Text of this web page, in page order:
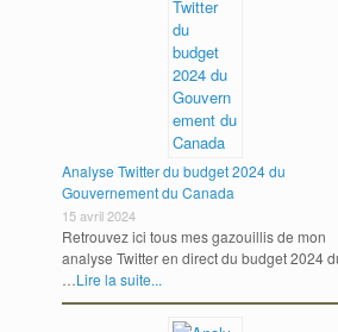
Analyse Twitter du budget 2024 du
Gouvernement du Canada
15 avril 2024
Retrouvez ici tous mes gazouillis de mon
analyse Twitter en direct du budget 2024
…Lire la suite...